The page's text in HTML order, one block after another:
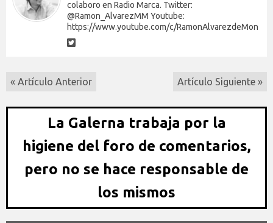
colaboro en Radio Marca. Twitter:
@Ramon_AlvarezMM Youtube:
https://www.youtube.com/c/RamonAlvarezdeMon
« Artículo Anterior Artículo Siguiente »
La Galerna trabaja por la
higiene del foro de comentarios,
pero no se hace responsable de
los mismos